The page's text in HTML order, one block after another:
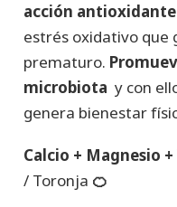
acción antioxidante
estrés oxidativo que
prematuro.
microbiota y con
genera bienestar
Calcio + Magnesio
/ Toronja 🍊